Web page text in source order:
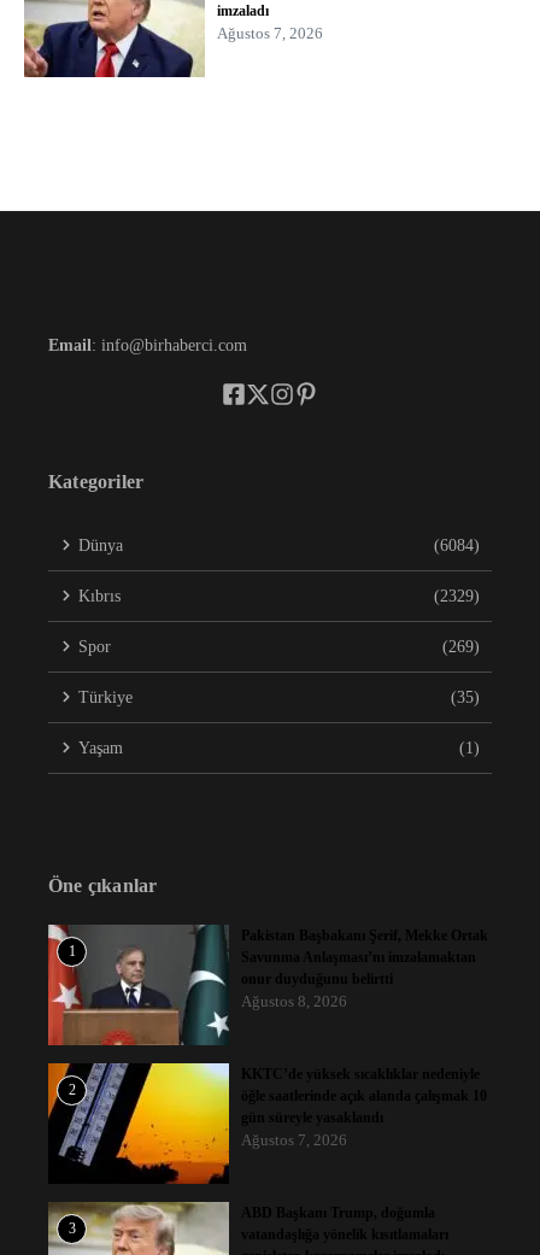
imzaladı
Ağustos 7, 2026
Email : info@birhaberci.com
Kategoriler
Dünya (6084)
Kıbrıs (2329)
Spor (269)
Türkiye (35)
Yaşam (1)
Öne çıkanlar
1
Pakistan Başbakanı Şerif, Mekke Ortak
Savunma Anlaşması’nı imzalamaktan
onur duyduğunu belirtti
Ağustos 8, 2026
2
KKTC’de yüksek sıcaklıklar nedeniyle
öğle saatlerinde açık alanda çalışmak 10
gün süreyle yasaklandı
Ağustos 7, 2026
3
ABD Başkanı Trump, doğumla
vatandaşlığa yönelik kısıtlamaları